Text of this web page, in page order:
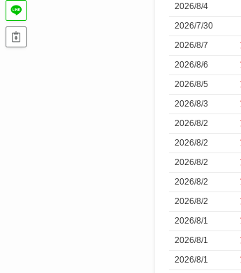
り
込
み
2026/8/4
2026/7/30
2026/8/7
2026/8/6
2026/8/5
2026/8/3
2026/8/2
2026/8/2
2026/8/2
2026/8/2
2026/8/2
2026/8/1
2026/8/1
2026/8/1